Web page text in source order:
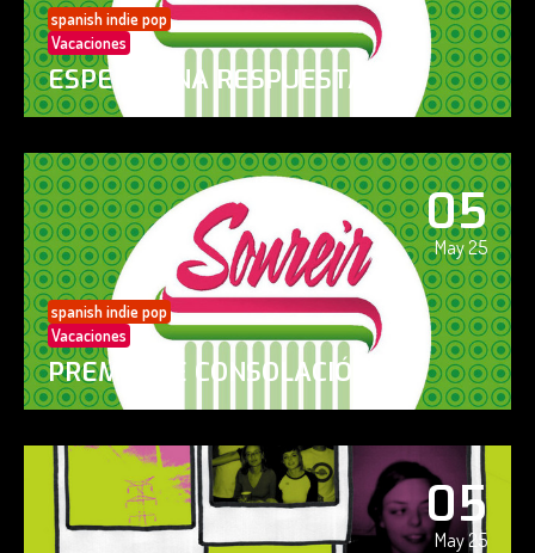
spanish indie pop
Vacaciones
ESPERO UNA RESPUESTA
05
May 25
spanish indie pop
Vacaciones
PREMIO DE CONSOLACIÓN
05
May 25